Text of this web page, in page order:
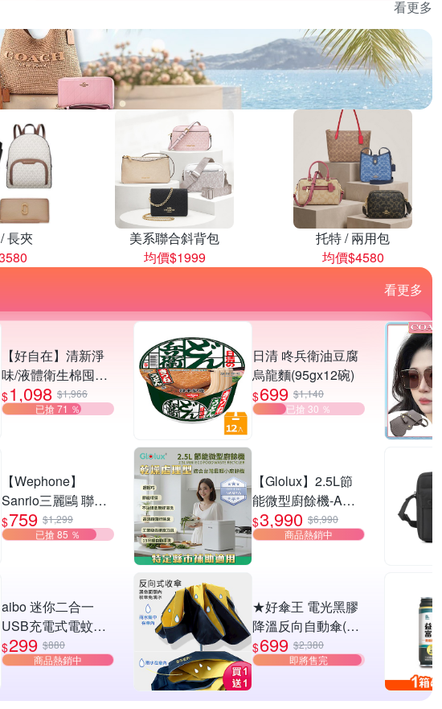
看更多
長夾
美系聯合斜背包
均價$1999
托特 / 兩用包
均價$4580
看更多
【好自在】清新淨
味/液體衛生棉囤貨
組107~108片
(24cm/27cm/29.5c
$1,098 $1,966
已搶 71 ％
【Wephone】
Sanrio三麗鷗 聯名
款 PowerGo 5000
多功能行動電源
$759 $1,299
已搶 85 ％
aibo 迷你二合一
USB充電式電蚊拍/
捕蚊燈 (附底座)
$299 $880
商品熱銷中
日清 咚兵衛油豆腐
烏龍麵(95gx12碗)
$699 $1,140
已搶 30 ％
【Glolux】2.5L節
能微型廚餘機-A級
福利品
$3,990 $6,990
商品熱銷中
★好傘王 電光黑膠
降溫反向自動傘(反
向傘/抗UV/防曬/遮
陽傘/自動雨傘/摺疊
$699 $2,380
即將售完